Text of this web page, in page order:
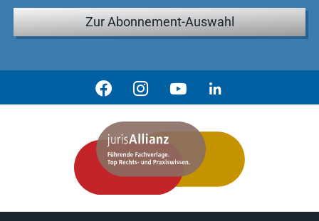
Zur Abonnement-Auswahl